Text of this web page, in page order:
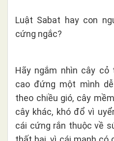
Luật Sabat hay con
cứng ngắc?
Hãy ngắm nhìn cây cỏ
cao đứng một mình
theo chiều gió, cây
cây khác, khó đổ vì
cái cứng rắn thuộc về